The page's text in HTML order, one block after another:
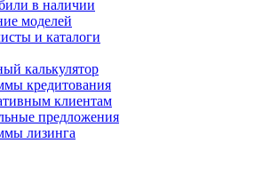
в наличии
моделей
и каталоги
калькулятор
кредитования
клиентам
предложения
лизинга